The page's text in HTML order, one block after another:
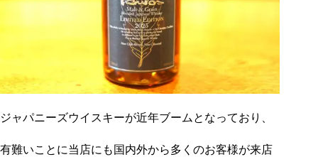
ジャパニーズウイスキーが近年ブームとなっており、
有難いことに当店にも国内外から多くのお客様が来店